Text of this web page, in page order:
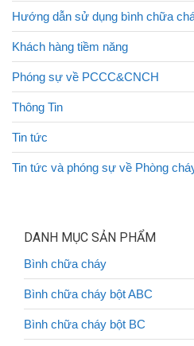
Hướng dẫn sử dụng bình chữa
Khách hàng tiềm năng
Phóng sự về PCCC&CNCH
Thông Tin
Tin tức
Tin tức và phóng sự về Phòng
DANH MỤC SẢN PHẨM
Bình chữa cháy
Bình chữa cháy bột ABC
Bình chữa cháy bột BC